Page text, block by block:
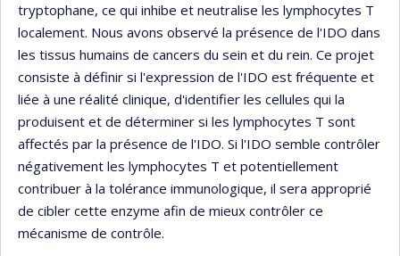
tryptophane, ce qui inhibe et neutralise les lymphocytes T
localement. Nous avons observé la présence de l'IDO dans
les tissus humains de cancers du sein et du rein. Ce projet
consiste à définir si l'expression de l'IDO est fréquente et
liée à une réalité clinique, d'identifier les cellules qui la
produisent et de déterminer si les lymphocytes T sont
affectés par la présence de l'IDO. Si l'IDO semble contrôler
négativement les lymphocytes T et potentiellement
contribuer à la tolérance immunologique, il sera approprié
de cibler cette enzyme afin de mieux contrôler ce
mécanisme de contrôle.